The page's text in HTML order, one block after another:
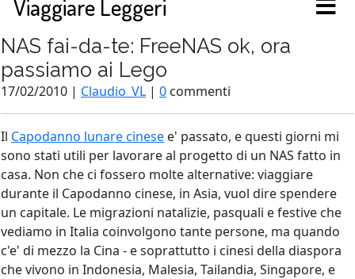
Viaggiare Leggeri
NAS fai-da-te: FreeNAS ok, ora
passiamo ai Lego
17/02/2010 | Claudio_VL | 0 commenti
Il Capodanno lunare cinese e' passato, e questi giorni mi
sono stati utili per lavorare al progetto di un NAS fatto in
casa. Non che ci fossero molte alternative: viaggiare
durante il Capodanno cinese, in Asia, vuol dire spendere
un capitale. Le migrazioni natalizie, pasquali e festive che
vediamo in Italia coinvolgono tante persone, ma quando
c'e' di mezzo la Cina - e soprattutto i cinesi della diaspora
che vivono in Indonesia, Malesia, Tailandia, Singapore, e